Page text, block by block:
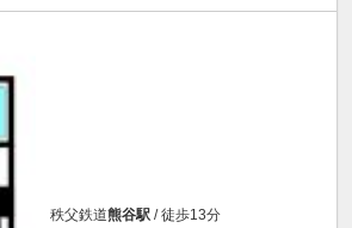
秩父鉄道熊谷駅 / 徒歩13分